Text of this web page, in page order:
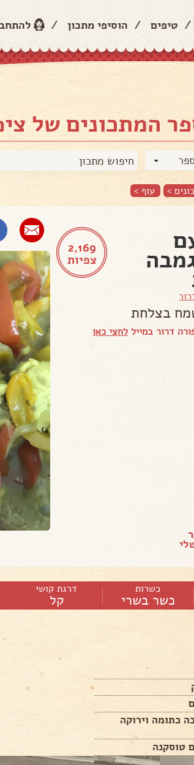
/ טיפים / הוסיפי מתכון /
המתכונים של
> עוף >
2,169
צפיות
בצלחת
דרור במייל לחצי כאן
כשרות
כשר בשרי
דרגת קושי
קל
כתומה וירוקה
טוסקנה